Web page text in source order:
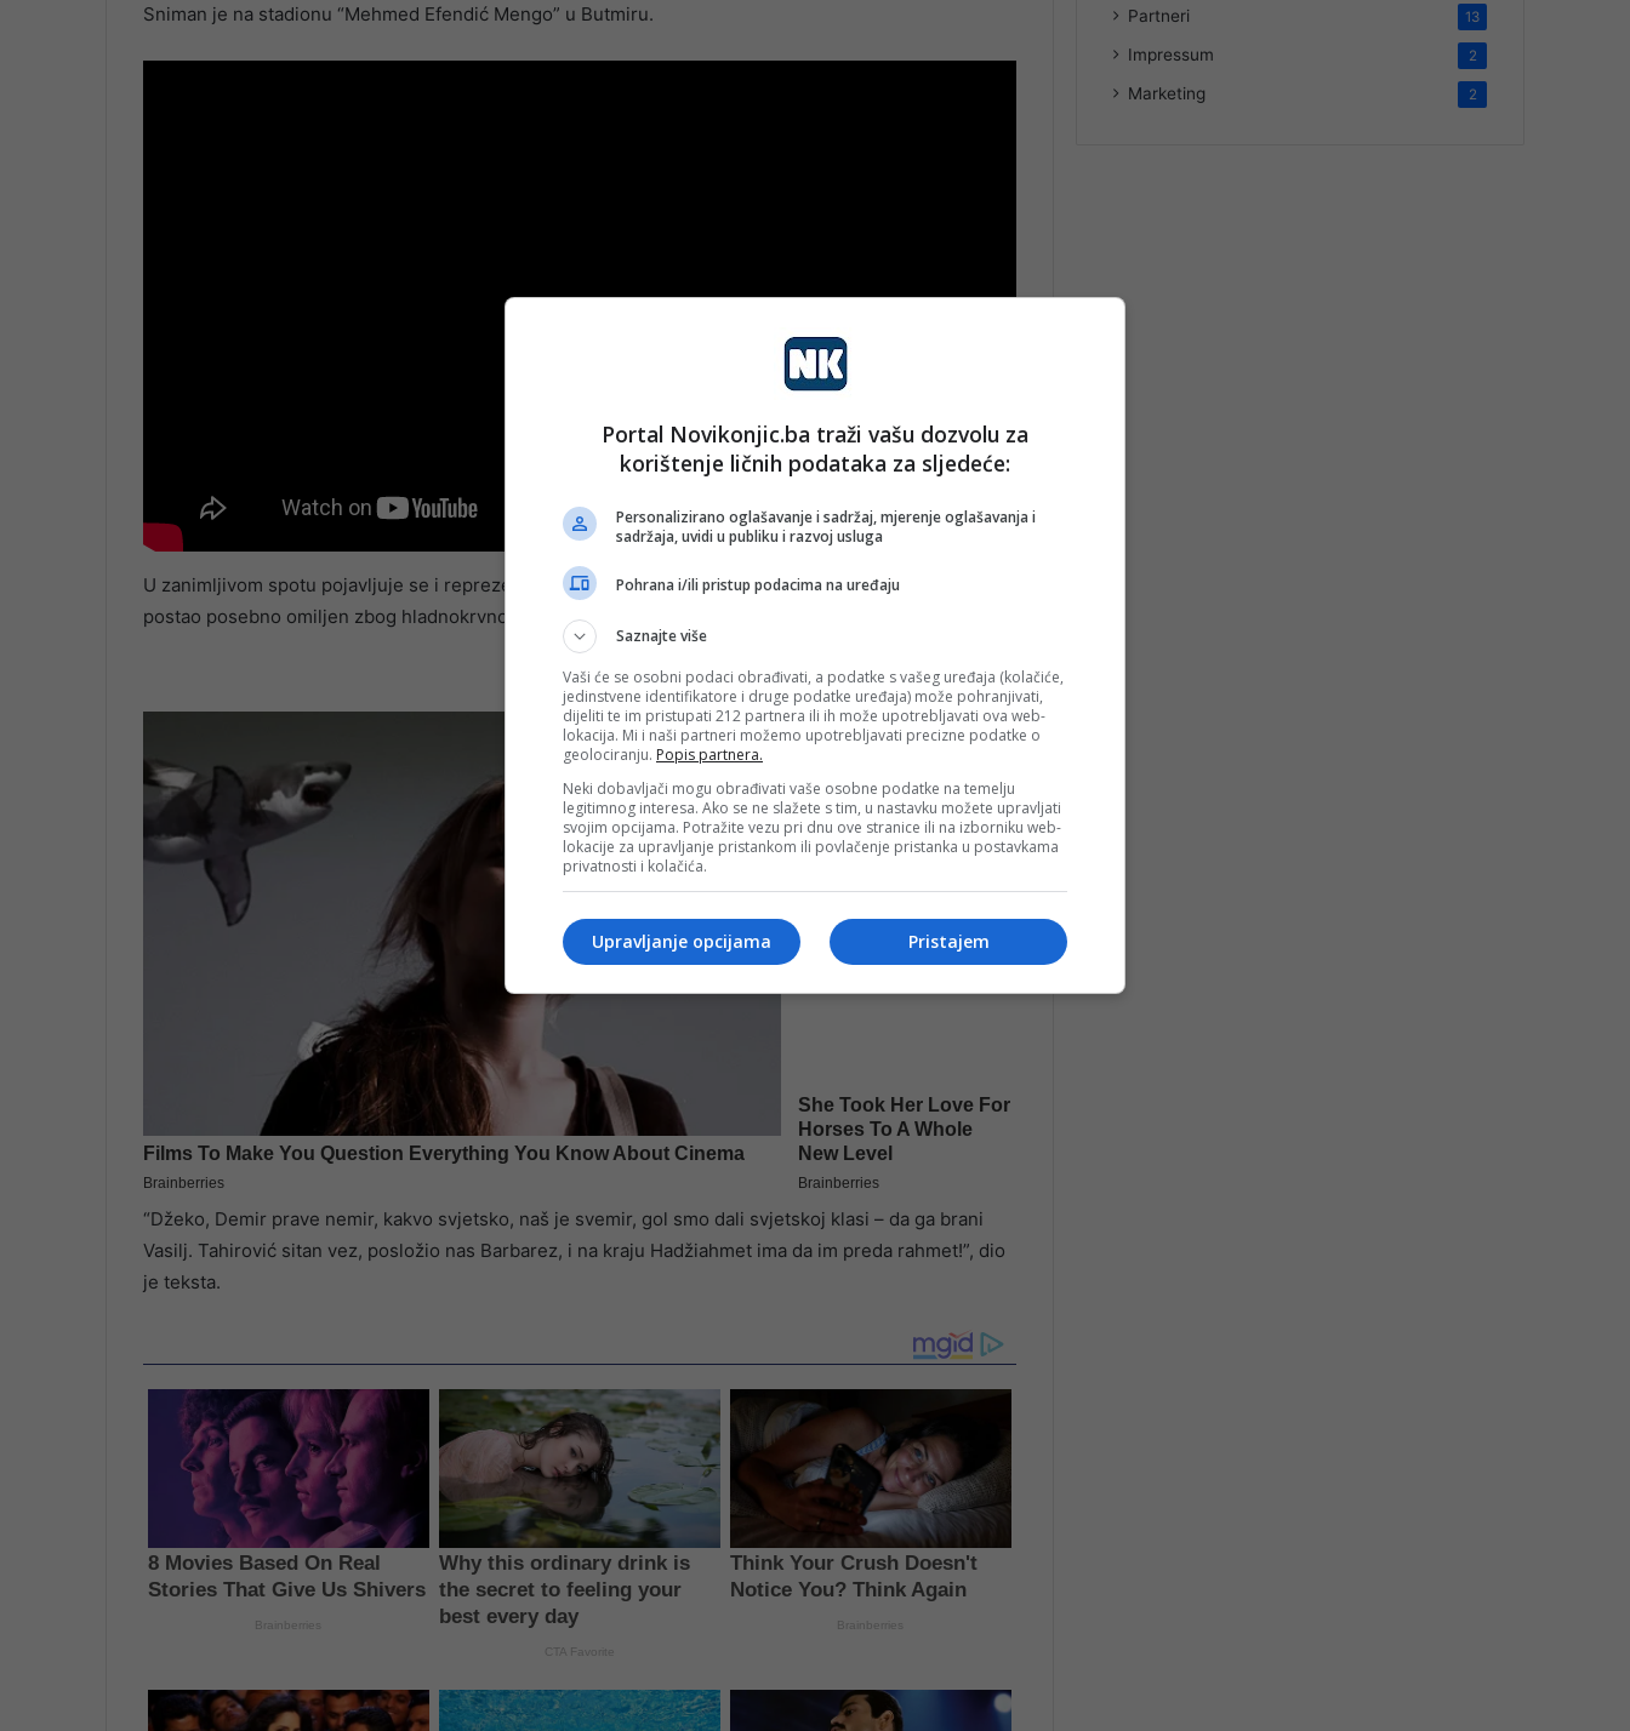
Sniman je na stadionu “Mehmed Efendić Mengo” u Butmiru.
U zanimljivom spotu pojavljuje se i reprezentativac BiH Amir Hadžiahmetović, koji je navijačima
postao posebno omiljen zbog hladnokrvno pogođenog penala u susretu protiv Velsa.
“Džeko, Demir prave nemir, kakvo svjetsko, naš je svemir, gol smo dali svjetskoj klasi – da ga brani
Vasilj. Tahirović sitan vez, posložio nas Barbarez, i na kraju Hadžiahmet ima da im preda rahmet!”, dio
je teksta.
Partneri 13
Impressum 2
Marketing 2
Portal Novikonjic.ba traži vašu dozvolu za
korištenje ličnih podataka za sljedeće:
Personalizirano oglašavanje i sadržaj, mjerenje oglašavanja i
sadržaja, uvidi u publiku i razvoj usluga
Pohrana i/ili pristup podacima na uređaju
Saznajte više
Vaši će se osobni podaci obrađivati, a podatke s vašeg uređaja (kolačiće,
jedinstvene identifikatore i druge podatke uređaja) može pohranjivati,
dijeliti te im pristupati 212 partnera ili ih može upotrebljavati ova web-
lokacija. Mi i naši partneri možemo upotrebljavati precizne podatke o
geolociranju. Popis partnera.
Neki dobavljači mogu obrađivati vaše osobne podatke na temelju
legitimnog interesa. Ako se ne slažete s tim, u nastavku možete upravljati
svojim opcijama. Potražite vezu pri dnu ove stranice ili na izborniku web-
lokacije za upravljanje pristankom ili povlačenje pristanka u postavkama
privatnosti i kolačića.
Pristajem
Upravljanje opcijama